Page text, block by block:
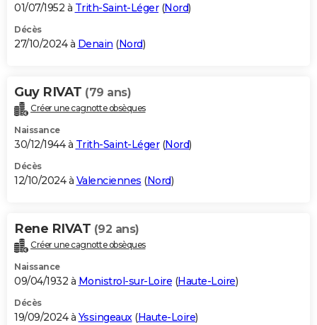
01/07/1952 à Trith-Saint-Léger(Nord)
Décès
27/10/2024 à Denain (Nord)
Guy RIVAT (79 ans)
Créer une cagnotte obsèques
Naissance
30/12/1944 à Trith-Saint-Léger(Nord)
Décès
12/10/2024 à Valenciennes (Nord)
Rene RIVAT (92 ans)
Créer une cagnotte obsèques
Naissance
09/04/1932 à Monistrol-sur-Loire (Haute-Loire)
Décès
19/09/2024 à Yssingeaux(Haute-Loire)